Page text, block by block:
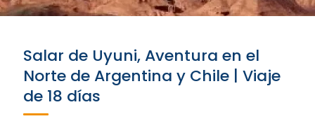
Salar de Uyuni, Aventura en el
Norte de Argentina y Chile | Viaje
de 18 días